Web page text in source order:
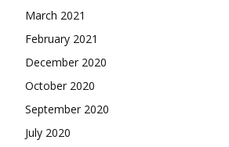
March 2021
February 2021
December 2020
October 2020
September 2020
July 2020